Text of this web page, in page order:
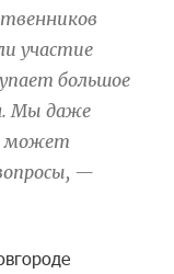
участие
большое
Мы даже
может
—